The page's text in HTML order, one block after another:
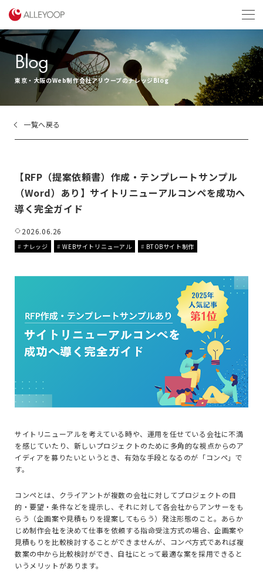
Blog
東京・大阪のWeb制作会社アリウープのナレッジBlog
一覧へ戻る
【RFP（提案依頼書）作成・テンプレートサンプル
（Word）あり】サイトリニューアルコンペを成功へ
導く完全ガイド
2026.06.26
ナレッジ WEBサイトリニューアル BTOBサイト制作
サイトリニューアルを考えている時や、運用を任せている会社に不満
を感じていたり、新しいプロジェクトのために多角的な視点からのア
イディアを募りたいというとき、有効な手段となるのが「コンペ」で
す。
コンペとは、クライアントが複数の会社に対してプロジェクトの目
的・要望・条件などを提示し、それに対して各会社からアンサーをも
らう（企画案や見積もりを提案してもらう）発注形態のこと。あらか
じめ制作会社を決めて仕事を依頼する指命受注方式の場合、企画案や
見積もりを比較検討することができませんが、コンペ方式であれば複
数案の中から比較検討ができ、自社にとって最適な案を採用できると
いうメリットがあります。